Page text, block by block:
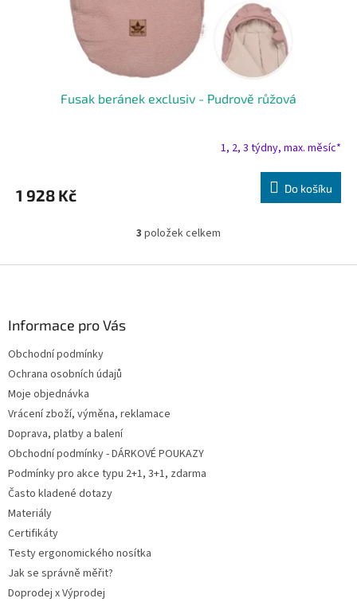
Fusak beránek exclusiv - Pudrově růžová
1, 2, 3 týdny, max. měsíc*
1 928 Kč Do košíku
O
l
ý
p
i
3 položek celkem
Informace pro Vás
Obchodní podmínky
Ochrana osobních údajů
Moje objednávka
Vrácení zboží, výměna, reklamace
Doprava, platby a balení
Obchodní podmínky - DÁRKOVÉ POUKAZY
Podmínky pro akce typu 2+1, 3+1, zdarma
Často kladené dotazy
Materiály
Certifikáty
Testy ergonomického nosítka
Jak se správně měřit?
Doprodej x Výprodej